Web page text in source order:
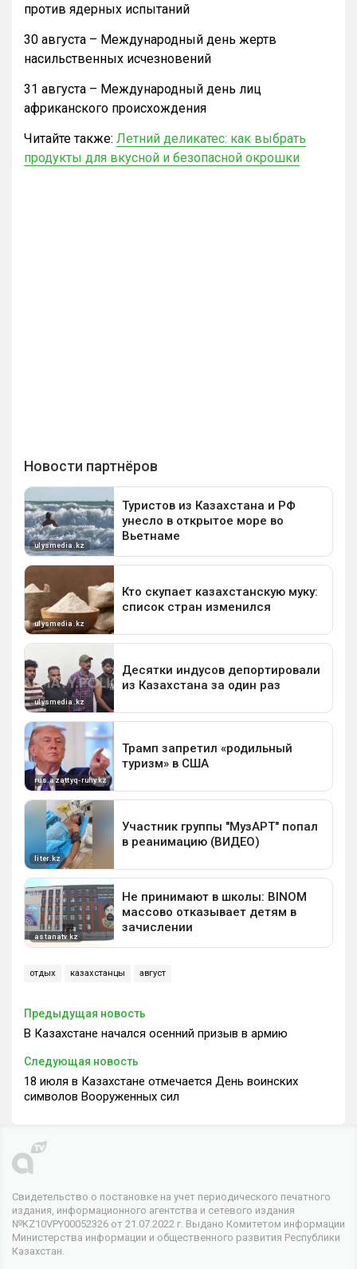
против ядерных испытаний
30 августа – Международный день жертв
насильственных исчезновений
31 августа – Международный день лиц
африканского происхождения
Читайте также: Летний деликатес: как выбрать
продукты для вкусной и безопасной окрошки
отдых казахстанцы август
Предыдущая новость
В Казахстане начался осенний призыв в армию
Следующая новость
18 июля в Казахстане отмечается День воинских
символов Вооруженных сил
Свидетельство о постановке на учет периодического печатного
издания, информационного агентства и сетевого издания
№KZ10VPY00052326 от 21.07.2022 г. Выдано Комитетом информации
Министерства информации и общественного развития Республики
Казахстан.